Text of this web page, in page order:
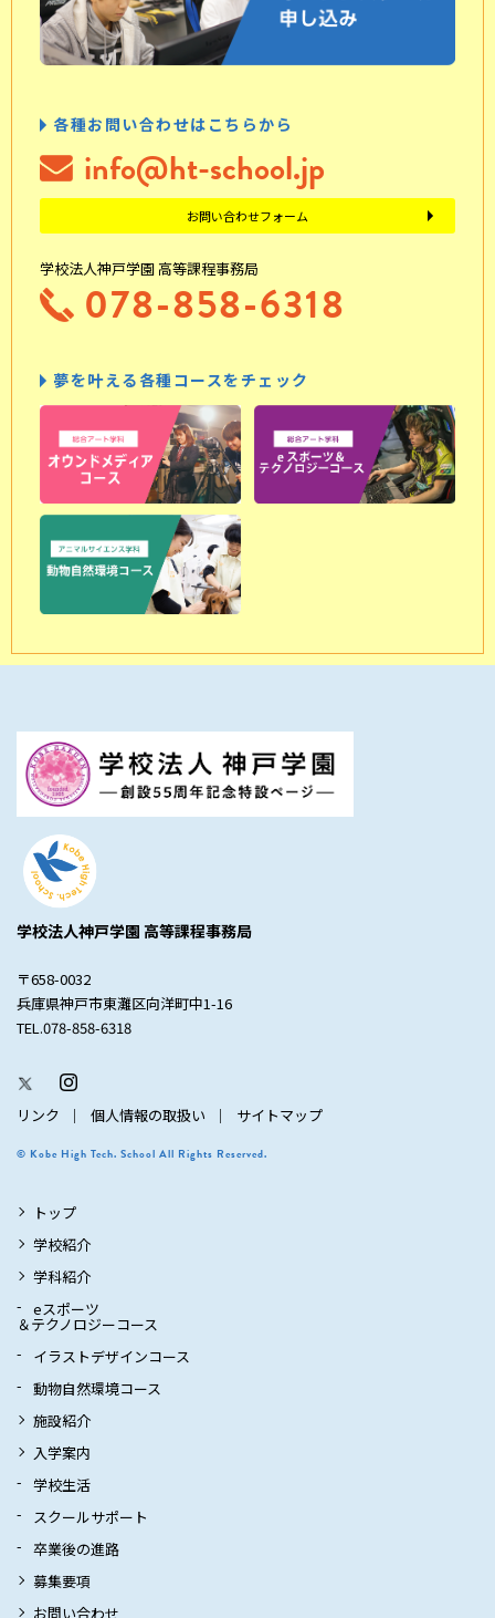
各種お問い合わせはこちらから
info@ht-school.jp
お問い合わせフォーム
学校法人神戸学園 高等課程事務局
078-858-6318
夢を叶える各種コースをチェック
学校法人神戸学園 高等課程事務局
〒658-0032
兵庫県神戸市東灘区向洋町中1-16
TEL.078-858-6318
リンク 個人情報の取扱い サイトマップ
© Kobe High Tech. School All Rights Reserved.
トップ
学校紹介
学科紹介
eスポーツ
＆テクノロジーコース
イラストデザインコース
動物自然環境コース
施設紹介
入学案内
学校生活
スクールサポート
卒業後の進路
募集要項
お問い合わせ